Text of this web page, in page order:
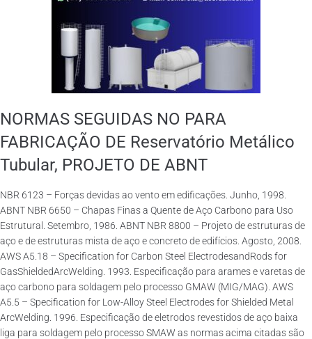
NORMAS SEGUIDAS NO PARA
FABRICAÇÃO DE Reservatório Metálico
Tubular, PROJETO DE ABNT
NBR 6123 – Forças devidas ao vento em edificações. Junho, 1998.
ABNT NBR 6650 – Chapas Finas a Quente de Aço Carbono para Uso
Estrutural. Setembro, 1986. ABNT NBR 8800 – Projeto de estruturas de
aço e de estruturas mista de aço e concreto de edifícios. Agosto, 2008.
AWS A5.18 – Specification for Carbon Steel ElectrodesandRods for
GasShieldedArcWelding. 1993. Especificação para arames e varetas de
aço carbono para soldagem pelo processo GMAW (MIG/MAG). AWS
A5.5 – Specification for Low-Alloy Steel Electrodes for Shielded Metal
ArcWelding. 1996. Especificação de eletrodos revestidos de aço baixa
liga para soldagem pelo processo SMAW as normas acima citadas são